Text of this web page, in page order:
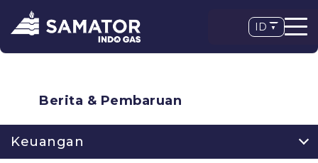
ID
Berita & Pembaruan
Keuangan